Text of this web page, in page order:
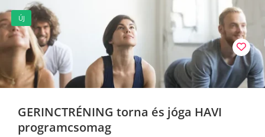
ÚJ
GERINCTRÉNING torna és jóga HAVI
programcsomag